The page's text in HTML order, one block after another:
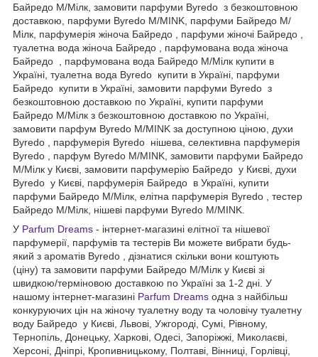
Байредо М/Мілк, замовити парфуми Byredo з безкоштовною
доставкою, парфуми Byredo M/MINK, парфуми Байредо М/
Мілк, парфумерія жіноча Байредо , парфуми жіночі Байредо ,
туалетна вода жіноча Байредо , парфумована вода жіноча
Байредо , парфумована вода Байредо М/Мілк купити в
Україні, туалетна вода Byredo купити в Україні, парфуми
Байредо купити в Україні, замовити парфуми Byredo з
безкоштовною доставкою по Україні, купити парфуми
Байредо М/Мілк з безкоштовною доставкою по Україні,
замовити парфум Byredo M/MINK за доступною ціною, духи
Byredo , парфумерія Byredo нішева, селективна парфумерія
Byredo , парфум Byredo M/MINK, замовити парфуми Байредо
М/Мілк у Києві, замовити парфумерію Байредо у Києві, духи
Byredo у Києві, парфумерія Байредо в Україні, купити
парфуми Байредо М/Мілк, елітна парфумерія Byredo , тестер
Байредо М/Мілк, нішеві парфуми Byredo M/MINK.
У Parfum Dreams - інтернет-магазині елітної та нішевої
парфумерії, парфумів та тестерів Ви можете вибрати будь-
який з ароматів Byredo , дізнатися скільки вони коштують
(ціну) та замовити парфуми Байредо М/Мілк у Києві зі
швидкою/терміновою доставкою по Україні за 1-2 дні. У
нашому інтернет-магазині Parfum Dreams одна з найбільш
конкуруючих цін на жіночу туалетну воду та чоловічу туалетну
воду Байредо у Києві, Львові, Ужгороді, Сумі, Рівному,
Тернопіль, Донецьку, Харкові, Одесі, Запоріжжі, Миколаєві,
Херсоні, Дніпрі, Кропивницькому, Полтаві, Вінниці, Горлівці,